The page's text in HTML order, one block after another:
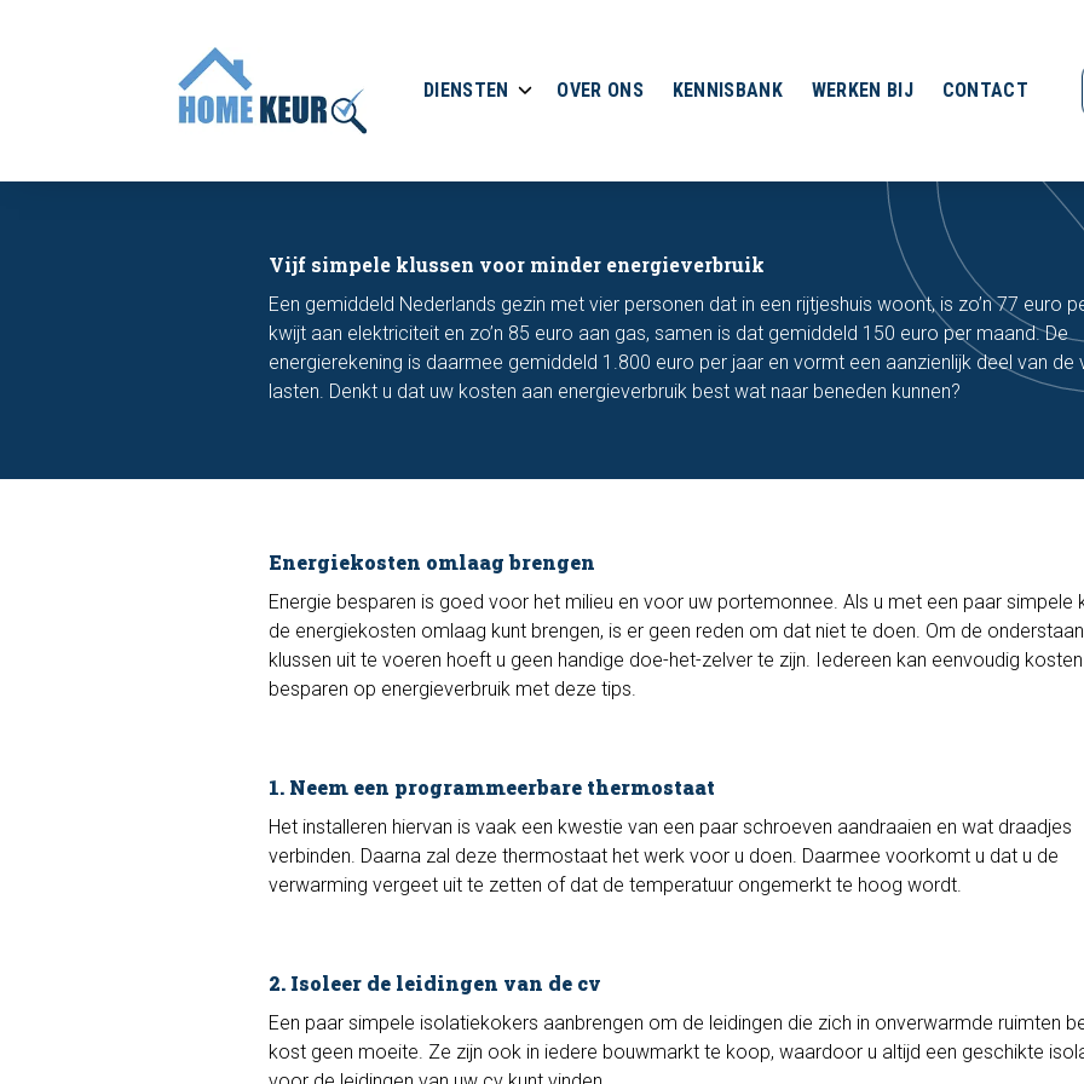
DIENSTEN OVER ONS KENNISBANK WERKEN BIJ CONTACT
Vijf simpele klussen voor minder energieverbruik
Een gemiddeld Nederlands gezin met vier personen dat in een rijtjeshuis woont, is zo’n 77 euro
kwijt aan elektriciteit en zo’n 85 euro aan gas, samen is dat gemiddeld 150 euro per maand. De
energierekening is daarmee gemiddeld 1.800 euro per jaar en vormt een aanzienlijk deel van de
lasten. Denkt u dat uw kosten aan energieverbruik best wat naar beneden kunnen?
Energiekosten omlaag brengen
Energie besparen is goed voor het milieu en voor uw portemonnee. Als u met een paar simpele
de energiekosten omlaag kunt brengen, is er geen reden om dat niet te doen. Om de
klussen uit te voeren hoeft u geen handige doe-het-zelver te zijn. Iedereen kan eenvoudig kosten
besparen op energieverbruik met deze tips.
1. Neem een programmeerbare thermostaat
Het installeren hiervan is vaak een kwestie van een paar schroeven aandraaien en wat draadjes
verbinden. Daarna zal deze thermostaat het werk voor u doen. Daarmee voorkomt u dat u de
verwarming vergeet uit te zetten of dat de temperatuur ongemerkt te hoog wordt.
2. Isoleer de leidingen van de cv
Een paar simpele isolatiekokers aanbrengen om de leidingen die zich in onverwarmde ruimten
kost geen moeite. Ze zijn ook in iedere bouwmarkt te koop, waardoor u altijd een geschikte